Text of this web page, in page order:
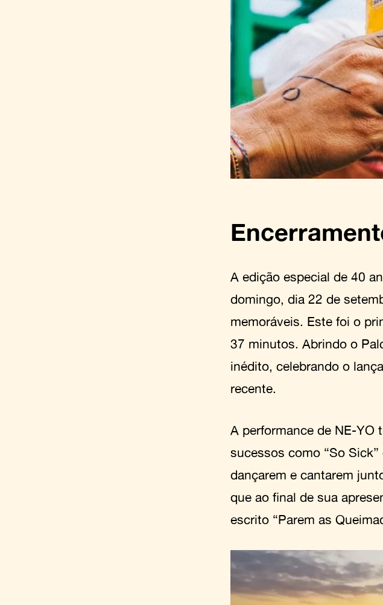
A edição especial de 40
domingo, dia 22 de
memoráveis. Este foi o
37 minutos. Abrindo o
inédito, celebrando o
recente.
A performance de NE-YO
sucessos como “So
dançarem e cantarem
que ao final de sua
escrito “Parem as